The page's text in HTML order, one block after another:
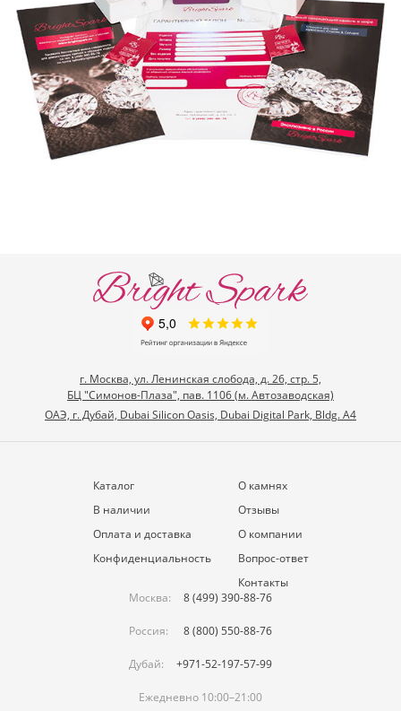
г. Москва, ул. Ленинская слобода, д. 26, стр. 5,
БЦ "Симонов-Плаза", пав. 1106 (м. Автозаводская)
ОАЭ, г. Дубай, Dubai Silicon Oasis, Dubai Digital Park, Bldg. A4
Каталог
В наличии
Оплата и доставка
Конфиденциальность
О камнях
Отзывы
О компании
Вопрос-ответ
Контакты
Москва:
8 (499) 390-88-76
Россия: 8 (800) 550-88-76
Дубай: +971-52-197-57-99
Ежедневно 10:00–21:00